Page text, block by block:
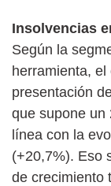
Insolvencias
Según la
herramienta,
presentación
que supone un
línea con la
(+20,7%). Eso
de crecimiento